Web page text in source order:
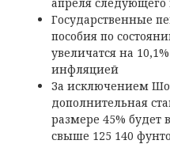
Государственные
пособия по
увеличатся на
инфляцией
За исключением
дополнительная
размере 45% будет
свыше 125 140